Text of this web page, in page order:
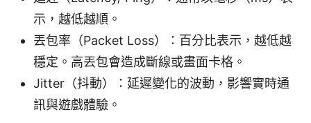
示，越低越順。
丟包率（Packet Loss）：百分比表示，越低越
穩定。高丟包會造成斷線或畫面卡格。
Jitter（抖動）：延遲變化的波動，影響實時通
訊與遊戲體驗。